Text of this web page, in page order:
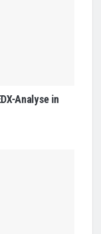
Analyse in